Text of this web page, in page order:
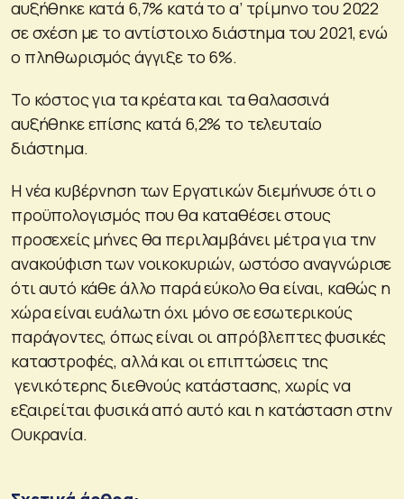
αυξήθηκε κατά 6,7% κατά το α’ τρίμηνο του 2022
σε σχέση με το αντίστοιχο διάστημα του 2021, ενώ
ο πληθωρισμός άγγιξε το 6%.
Το κόστος για τα κρέατα και τα θαλασσινά
αυξήθηκε επίσης κατά 6,2% το τελευταίο
διάστημα.
Η νέα κυβέρνηση των Εργατικών διεμήνυσε ότι ο
προϋπολογισμός που θα καταθέσει στους
προσεχείς μήνες θα περιλαμβάνει μέτρα για την
ανακούφιση των νοικοκυριών, ωστόσο αναγνώρισε
ότι αυτό κάθε άλλο παρά εύκολο θα είναι, καθώς η
χώρα είναι ευάλωτη όχι μόνο σε εσωτερικούς
παράγοντες, όπως είναι οι απρόβλεπτες φυσικές
καταστροφές, αλλά και οι επιπτώσεις της
γενικότερης διεθνούς κατάστασης, χωρίς να
εξαιρείται φυσικά από αυτό και η κατάσταση στην
Ουκρανία.